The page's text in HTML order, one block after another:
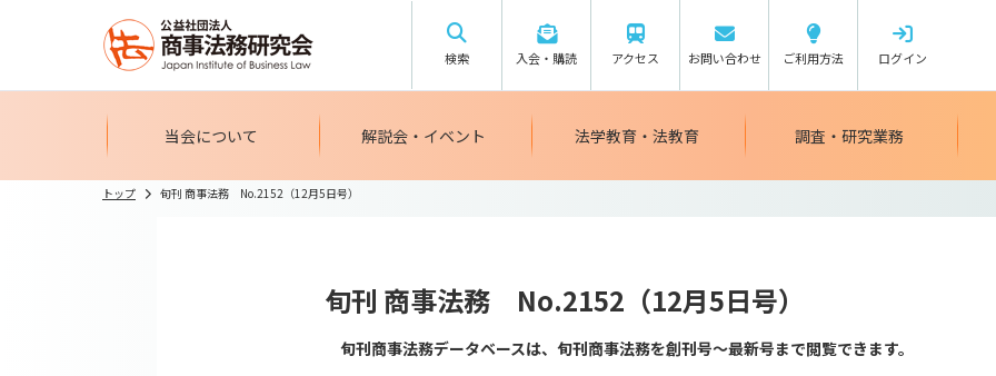
検索 入会・購読 アクセス お問い合わせ ご利用方法 ログイン
当会について 解説会・イベント 法学教育・法教育 調査・研究業務
トップ 旬刊 商事法務 No.2152（12月5日号）
旬刊 商事法務 No.2152（12月5日号）
旬刊商事法務データベースは、旬刊商事法務を創刊号～最新号まで閲覧できます。